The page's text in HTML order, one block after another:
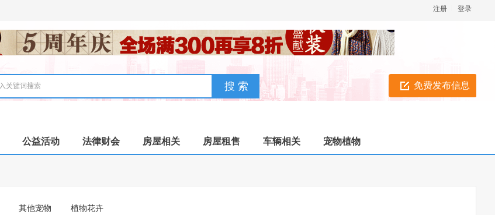
登录
注册
免费发布信息
公益活动 法律财会 房屋相关 房屋租售 车辆相关 宠物植物
其他宠物 植物花卉